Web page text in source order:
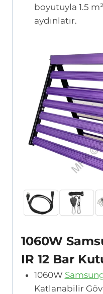
boyutuyla 1.5
aydınlatır.
1060W
IR 12 Bar
1060W
Katlanabilir